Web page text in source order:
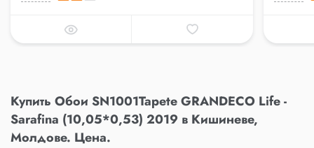
Купить Обои SN1001Tapete GRANDECO Life -
Sarafina (10,05*0,53) 2019 в Кишиневе,
Молдове. Цена.